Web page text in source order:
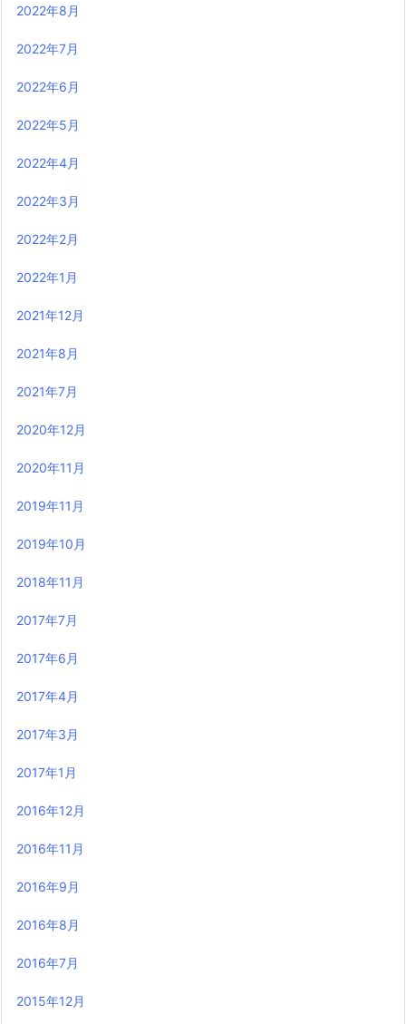
2022年8月
2022年7月
2022年6月
2022年5月
2022年4月
2022年3月
2022年2月
2022年1月
2021年12月
2021年8月
2021年7月
2020年12月
2020年11月
2019年11月
2019年10月
2018年11月
2017年7月
2017年6月
2017年4月
2017年3月
2017年1月
2016年12月
2016年11月
2016年9月
2016年8月
2016年7月
2015年12月